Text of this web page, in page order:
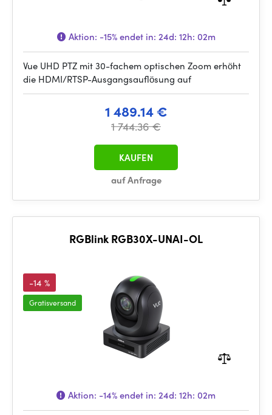
Aktion: -15%endet in: 24d: 12h: 02m
Vue UHD PTZ mit 30-fachem optischen Zoom erhöht
die HDMI/RTSP-Ausgangsauflösung auf
1 489.14 €
1 744.36 €
auf Anfrage
KAUFEN
RGBlink RGB30X-UNAI-OL
-14 %
Gratisversand
Aktion: -14%endet in: 24d: 12h: 02m